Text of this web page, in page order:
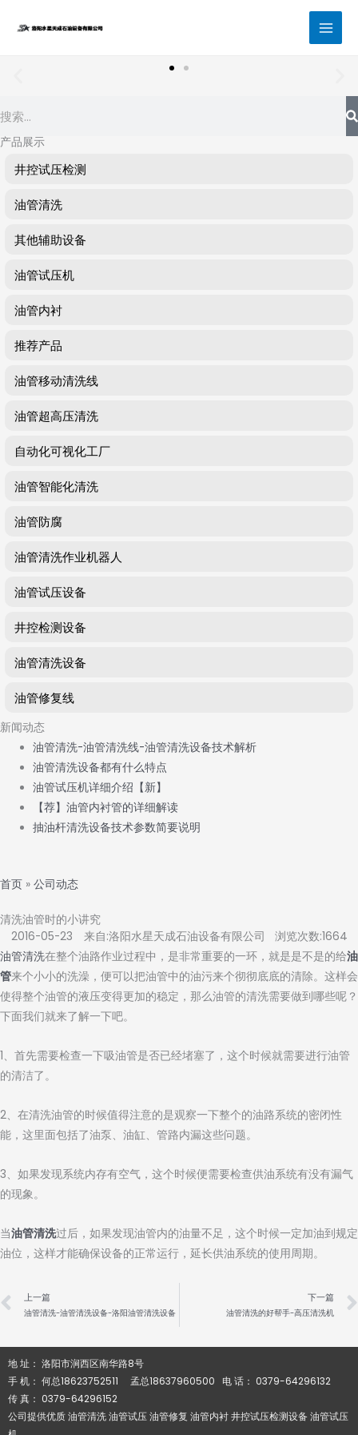
产品展示
井控试压检测
油管清洗
其他辅助设备
油管试压机
油管内衬
推荐产品
油管移动清洗线
油管超高压清洗
自动化可视化工厂
油管智能化清洗
油管防腐
油管清洗作业机器人
油管试压设备
井控检测设备
油管清洗设备
油管修复线
新闻动态
油管清洗-油管清洗线-油管清洗设备技术解析
油管清洗设备都有什么特点
油管试压机详细介绍【新】
【荐】油管内衬管的详细解读
抽油杆清洗设备技术参数简要说明
首页 » 公司动态
清洗油管时的小讲究
2016-05-23 来自:洛阳水星天成石油设备有限公司 浏览次数:1664
油管清洗在整个油路作业过程中，是非常重要的一环，就是是不是的给油
管来个小小的洗澡，便可以把油管中的油污来个彻彻底底的清除。这样会
使得整个油管的液压变得更加的稳定，那么油管的清洗需要做到哪些呢？
下面我们就来了解一下吧。
1、首先需要检查一下吸油管是否已经堵塞了，这个时候就需要进行油管
的清洁了。
2、在清洗油管的时候值得注意的是观察一下整个的油路系统的密闭性
能，这里面包括了油泵、油缸、管路内漏这些问题。
3、如果发现系统内存有空气，这个时候便需要检查供油系统有没有漏气
的现象。
当油管清洗过后，如果发现油管内的油量不足，这个时候一定加油到规定
油位，这样才能确保设备的正常运行，延长供油系统的使用周期。
Prev
上一篇
油管清洗-油管清洗设备-洛阳油管清洗设备
下一篇
油管清洗的好帮手-高压清洗机
地 址： 洛阳市涧西区南华路8号
手 机： 何总18623752511 孟总18637960500 电 话： 0379-64296132
传 真： 0379-64296152
公司提供优质 油管清洗 油管试压 油管修复 油管内衬 井控试压检测设备 油管试压